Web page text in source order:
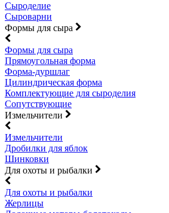
Сыроделие
Сыроварни
Формы для сыра
Формы для сыра
Прямоугольная форма
Форма-дуршлаг
Цилиндрическая форма
Комплектующие для сыроделия
Сопутствующие
Измельчители
Измельчители
Дробилки для яблок
Шинковки
Для охоты и рыбалки
Для охоты и рыбалки
Жерлицы